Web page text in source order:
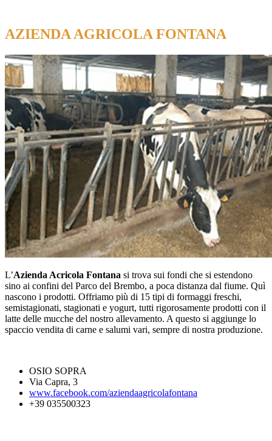
AZIENDA AGRICOLA FONTANA
L’Azienda Acricola Fontana si trova sui fondi che si estendono
sino ai confini del Parco del Brembo, a poca distanza dal fiume. Quì
nascono i prodotti. Offriamo più di 15 tipi di formaggi freschi,
semistagionati, stagionati e yogurt, tutti rigorosamente prodotti con il
latte delle mucche del nostro allevamento. A questo si aggiunge lo
spaccio vendita di carne e salumi vari, sempre di nostra produzione.
OSIO SOPRA
Via Capra, 3
www.facebook.com/aziendaagricolafontana
+39 035500323